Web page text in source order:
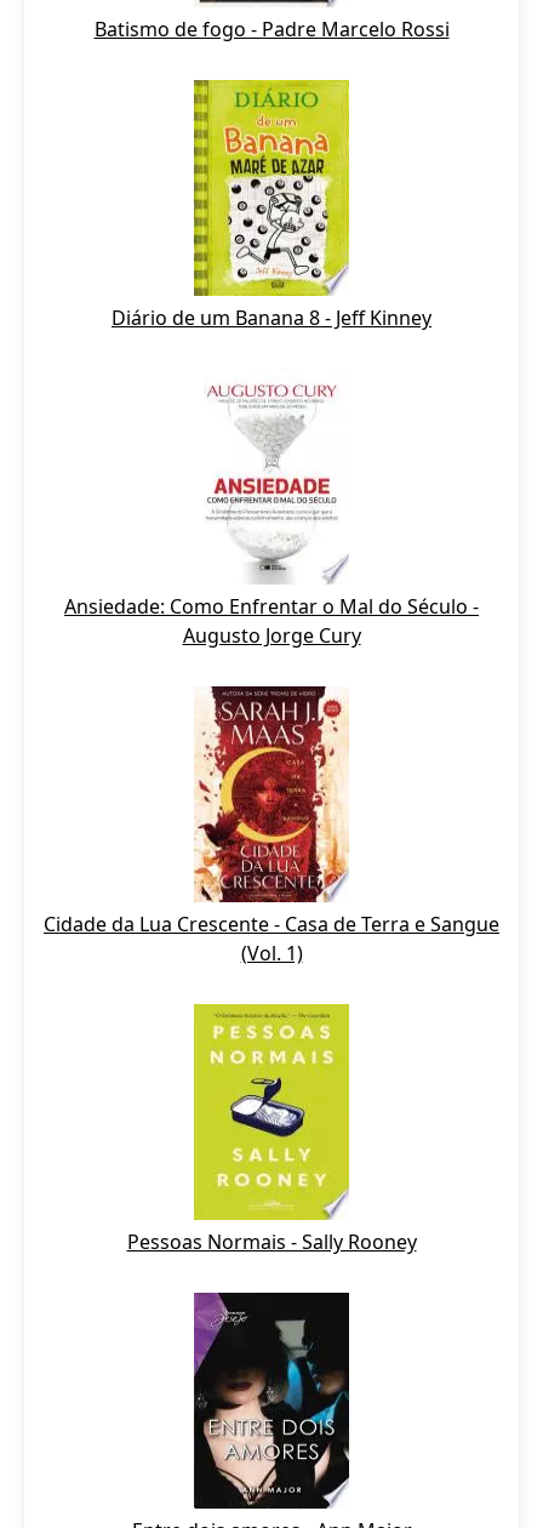
Batismo de fogo - Padre Marcelo Rossi
Diário de um Banana 8 - Jeff Kinney
Ansiedade: Como Enfrentar o Mal do Século -
Augusto Jorge Cury
Cidade da Lua Crescente - Casa de Terra e Sangue
(Vol. 1)
Pessoas Normais - Sally Rooney